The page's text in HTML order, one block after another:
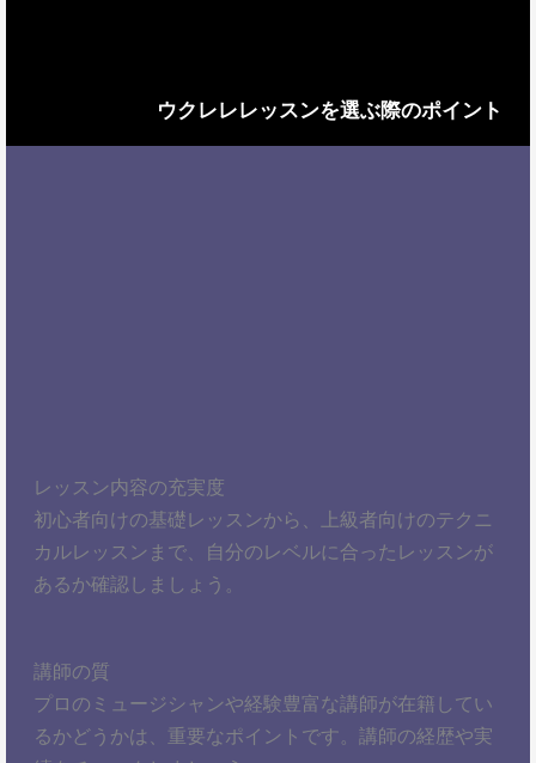
ウクレレレッスンを選ぶ際のポイント
レッスン内容の充実度
初心者向けの基礎レッスンから、上級者向けのテクニ
カルレッスンまで、自分のレベルに合ったレッスンが
あるか確認しましょう。
講師の質
プロのミュージシャンや経験豊富な講師が在籍してい
るかどうかは、重要なポイントです。講師の経歴や実